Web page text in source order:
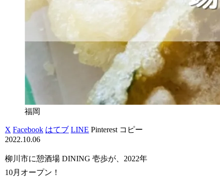
福岡
X Facebook はてブ LINE Pinterest コピー
2022.10.06
柳川市に憩酒場 DINING 壱歩が、2022年
10月オープン！